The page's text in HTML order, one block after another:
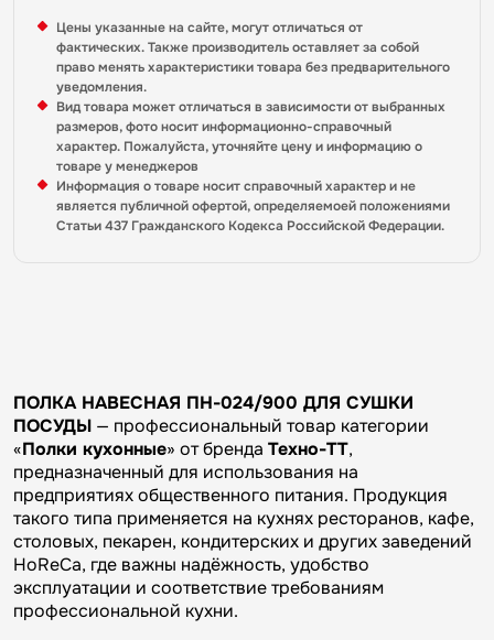
Цены указанные на сайте, могут отличаться от
фактических. Также производитель оставляет за собой
право менять характеристики товара без предварительного
уведомления.
Вид товара может отличаться в зависимости от выбранных
размеров, фото носит информационно-справочный
характер. Пожалуйста, уточняйте цену и информацию о
товаре у менеджеров
Информация о товаре носит справочный характер и не
является публичной офертой, определяемоей положениями
Статьи 437 Гражданского Кодекса Российской Федерации.
ПОЛКА НАВЕСНАЯ ПН-024/900 ДЛЯ СУШКИ
ПОСУДЫ — профессиональный товар категории
«Полки кухонные» от бренда Техно-ТТ,
предназначенный для использования на
предприятиях общественного питания. Продукция
такого типа применяется на кухнях ресторанов, кафе,
столовых, пекарен, кондитерских и других заведений
HoReCa, где важны надёжность, удобство
эксплуатации и соответствие требованиям
профессиональной кухни.